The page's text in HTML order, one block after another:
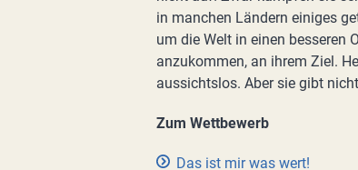
in manchen Ländern einiges
um die Welt in einen besseren
anzukommen, an ihrem Ziel.
aussichtslos. Aber sie gibt
Zum Wettbewerb
Das ist mir was wert!